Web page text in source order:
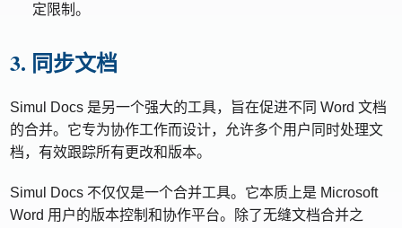
定限制。
3. 同步文档
Simul Docs 是另一个强大的工具，旨在促进不同 Word 文档
的合并。它专为协作工作而设计，允许多个用户同时处理文
档，有效跟踪所有更改和版本。
Simul Docs 不仅仅是一个合并工具。它本质上是 Microsoft
Word 用户的版本控制和协作平台。除了无缝文档合并之